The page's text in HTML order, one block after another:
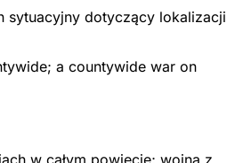
sytuacyjny dotyczący lokalizacji
a countywide war on